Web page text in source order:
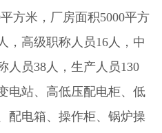
方米，厂房面积5000平方
，高级职称人员16人，中
人员38人，生产人员130
电站、高低压配电柜、低
配电箱、操作柜、锅炉操